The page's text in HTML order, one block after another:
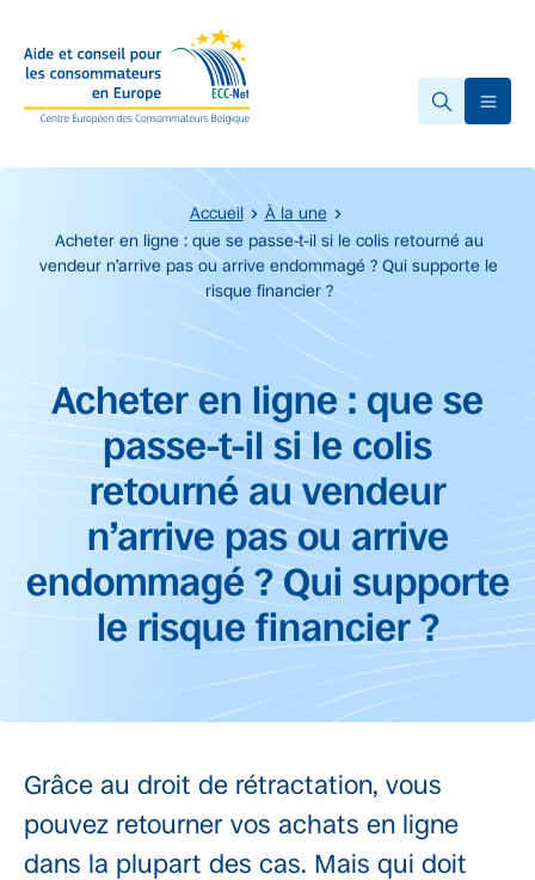
Accueil
À la une
Acheter en ligne : que se passe-t-il si le colis retourné au
vendeur n’arrive pas ou arrive endommagé ? Qui supporte le
risque financier ?
Acheter en ligne : que se
passe-t-il si le colis
retourné au vendeur
n’arrive pas ou arrive
endommagé ? Qui supporte
le risque financier ?
Grâce au droit de rétractation, vous
pouvez retourner vos achats en ligne
dans la plupart des cas. Mais qui doit